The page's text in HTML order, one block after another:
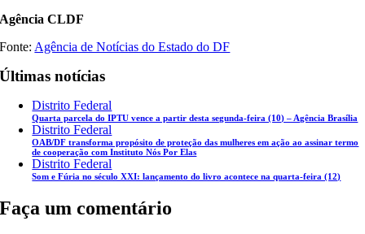
Agência CLDF
Fonte: Agência de Notícias do Estado do DF
Últimas notícias
Distrito Federal
Quarta parcela do IPTU vence a partir desta segunda-feira (10) – Agência Brasília
Distrito Federal
OAB/DF transforma propósito de proteção das mulheres em ação ao assinar termo
de cooperação com Instituto Nós Por Elas
Distrito Federal
Som e Fúria no século XXI: lançamento do livro acontece na quarta-feira (12)
Faça um comentário